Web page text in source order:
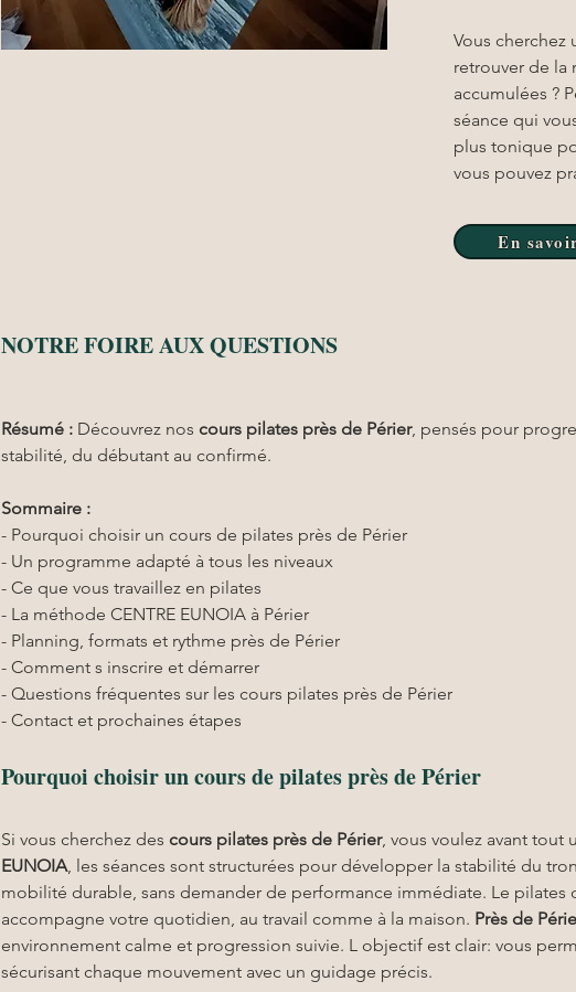
Vous
retrouver de la
accumulées ?
séance qui
plus tonique
vous pouvez
En
NOTRE FOIRE AUX QUESTIONS
Résumé : Découvrez nos cours pilates près de Périer, pensés pour
stabilité, du débutant au confirmé.
Sommaire :
- Pourquoi choisir un cours de pilates près de Périer
- Un programme adapté à tous les niveaux
- Ce que vous travaillez en pilates
- La méthode CENTRE EUNOIA à Périer
- Planning, formats et rythme près de Périer
- Comment s inscrire et démarrer
- Questions fréquentes sur les cours pilates près de Périer
- Contact et prochaines étapes
Pourquoi choisir un cours de pilates près de Périer
Si vous cherchez des cours pilates près de Périer, vous voulez avant tout
EUNOIA, les séances sont structurées pour développer la stabilité du
mobilité durable, sans demander de performance immédiate. Le pilates
accompagne votre quotidien, au travail comme à la maison. Près de
environnement calme et progression suivie. L objectif est clair: vous
sécurisant chaque mouvement avec un guidage précis.